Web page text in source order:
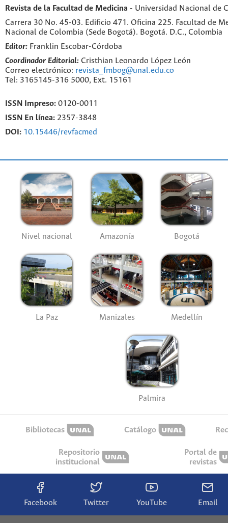
Revista de la Facultad de Medicina - Universidad Nacional de
Carrera 30 No. 45-03. Edificio 471. Oficina 225. Facultad de
Nacional de Colombia (Sede Bogotá). Bogotá. D.C., Colombia
Editor: Franklin Escobar-Córdoba
Coordinador Editorial: Cristhian Leonardo López León
Correo electrónico: revista_fmbog@unal.edu.co
Tel: 3165145-316 5000, Ext. 15161
ISSN Impreso: 0120-0011
ISSN En línea: 2357-3848
DOI: 10.15446/revfacmed
Nivel nacional Amazonía Bogotá
La Paz Manizales Medellín
Palmira
Bibliotecas Catálogo
Repositorio
institucional
Portal de
revistas
Facebook Twitter YouTube Email